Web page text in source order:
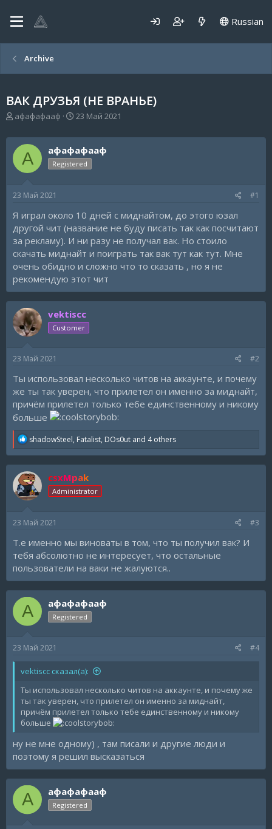
Russian
Archive
ВАК ДРУЗЬЯ (НЕ ВРАНЬЕ)
А
т
о
т
м
афафафааф
Д
т
а
н
а
а
23 Май 2021
А афафафааф
Registered
23 Май 2021 #1
Я играл около 10 дней с миднайтом, до этого юзал
другой чит (название не буду писать так как посчитают
за рекламу). И ни разу не получал вак. Но стоило
скачать миднайт и поиграть так вак тут как тут. Мне
очень обидно и сложно что то сказать , но я не
рекомендую этот чит
vektiscc
Customer
23 Май 2021 #2
Ты использовал несколько читов на аккаунте, и почему
же ты так уверен, что прилетел он именно за миднайт,
причём прилетел только тебе единственному и никому
больше
R
a
c
t
i
o
:
shadowSteel, Fatalist, DOs0ut and 4 others
csxMpak
Administrator
23 Май 2021 #3
Т.е именно мы виноваты в том, что ты получил вак? И
тебя абсолютно не интересует, что остальные
пользователи на ваки не жалуются..
А афафафааф
Registered
23 Май 2021 #4
vektiscc сказал(а):
Ты использовал несколько читов на аккаунте, и почему же
ты так уверен, что прилетел он именно за миднайт,
причём прилетел только тебе единственному и никому
больше
ну не мне одному) , там писали и другие люди и
поэтому я решил высказаться
А афафафааф
Registered